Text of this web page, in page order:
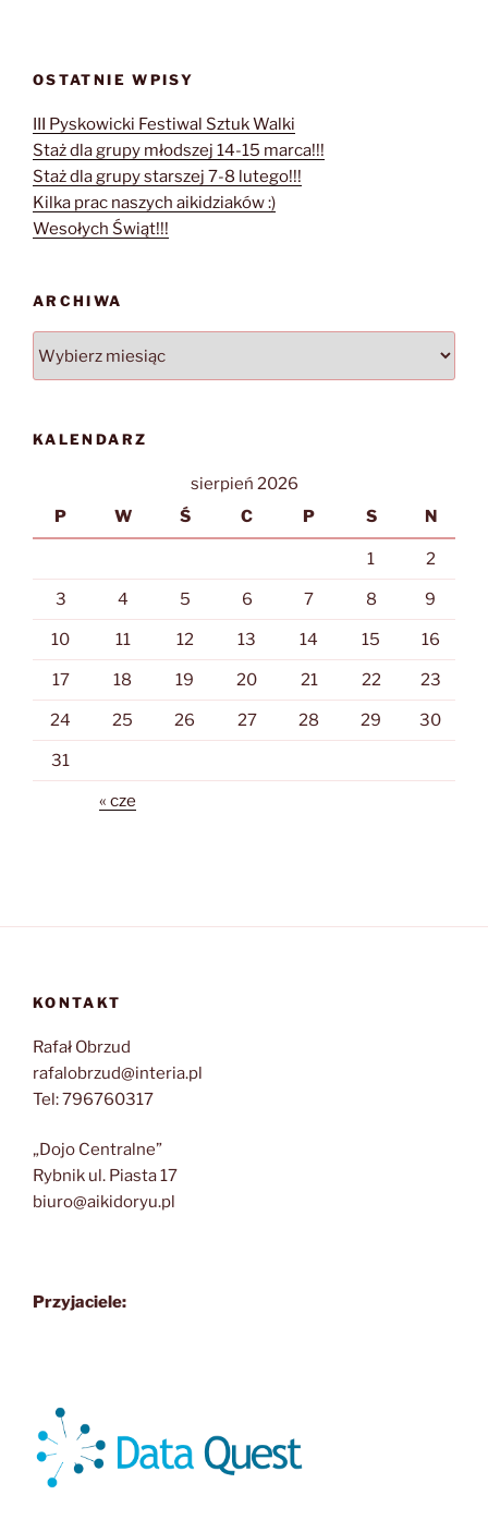
OSTATNIE WPISY
III Pyskowicki Festiwal Sztuk Walki
Staż dla grupy młodszej 14-15 marca!!!
Staż dla grupy starszej 7-8 lutego!!!
Kilka prac naszych aikidziaków :)
Wesołych Świąt!!!
ARCHIWA
KALENDARZ
sierpień 2026
P
W Ś C P S N
1 2
3 4 5 6 7 8 9
10 11 12 13 14 15 16
17 18 19 20 21 22 23
24 25 26 27 28 29 30
31
« cze
KONTAKT
Rafał Obrzud
rafalobrzud@interia.pl
Tel: 796760317
„Dojo Centralne”
Rybnik ul. Piasta 17
biuro@aikidoryu.pl
Przyjaciele: